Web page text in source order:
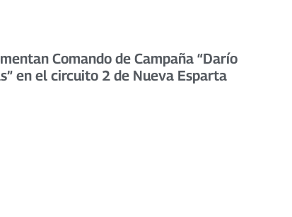
Comando de Campaña “Darío
en el circuito 2 de Nueva Esparta